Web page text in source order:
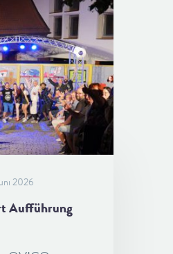
2026
Aufführung